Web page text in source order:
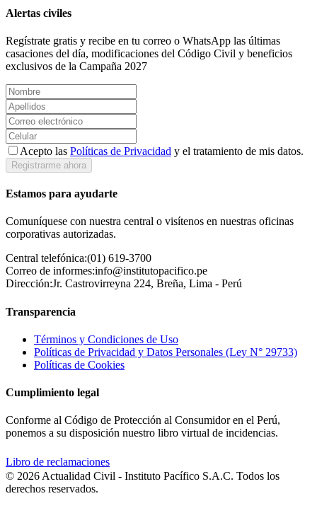
Alertas civiles
Regístrate gratis y recibe en tu correo o WhatsApp las últimas
casaciones del día, modificaciones del Código Civil y beneficios
exclusivos de la Campaña 2027
Acepto las Políticas de Privacidad y el tratamiento de mis datos.
Registrarme ahora
Estamos para ayudarte
Comuníquese con nuestra central o visítenos en nuestras oficinas
corporativas autorizadas.
Central telefónica:(01) 619-3700
Correo de informes:info@institutopacifico.pe
Dirección:Jr. Castrovirreyna 224, Breña, Lima - Perú
Transparencia
Términos y Condiciones de Uso
Políticas de Privacidad y Datos Personales (Ley N° 29733)
Políticas de Cookies
Cumplimiento legal
Conforme al Código de Protección al Consumidor en el Perú,
ponemos a su disposición nuestro libro virtual de incidencias.
Libro de reclamaciones
© 2026 Actualidad Civil - Instituto Pacífico S.A.C. Todos los
derechos reservados.